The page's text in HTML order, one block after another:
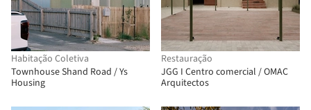
Habitação Coletiva
Townhouse Shand Road / Ys
Housing
Restauração
JGG I Centro comercial / OMAC
Arquitectos